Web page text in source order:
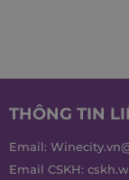
THÔNG TIN
Email:
Email CSKH: